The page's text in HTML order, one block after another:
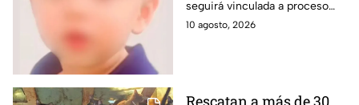
calor tras pasar 12
horas dentro de un
seguirá vinculada a proceso
por la muerte de Vicentito,
10 agosto, 2026
Rescatan a más de 30